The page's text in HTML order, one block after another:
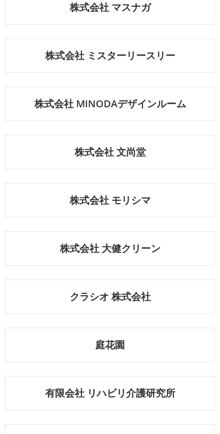
株式会社 マスナガ
株式会社 ミスターリースリー
株式会社 MINODAデザインルーム
株式会社 文尚堂
株式会社 モリシマ
株式会社 大健クリーン
クラシオ 株式会社
庭花園
有限会社 リハビリ介護研究所